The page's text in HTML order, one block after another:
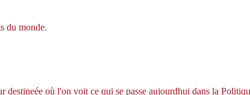
du monde.
destineée où l'on voit ce qui se passe aujourdhui dans la